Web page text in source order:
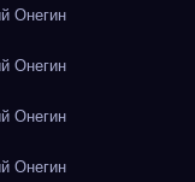
Онегин
Онегин
Онегин
Онегин